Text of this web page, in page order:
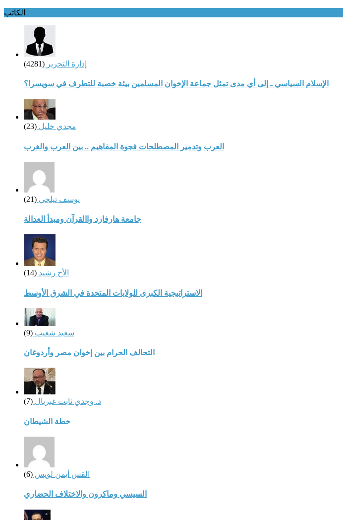
الكاتب
إدارة التحرير (4281)
الإسلام السياسي ـ إلى أي مدى تمثل جماعة الإخوان المسلمين بيئة خصبة للتطرف في سويسرا؟
مجدي خليل (23)
العرب وتدمير المصطلحات فجوة المفاهيم .. بين العرب والغرب
يوسف تيلجي (21)
جامعة هارفارد واالقرآن ومبدأ العدالة
الأخ رشيد (14)
الاستراتيجية الكبرى للولايات المتحدة في الشرق الأوسط
سعيد شعيب (9)
التحالف الحرام بين إخوان مصر وأردوغان
د. وجدي ثابت غبريال (7)
خطة الشيطان
القس أيمن لويس (6)
السيسي وماكرون والاختلاف الحضاري